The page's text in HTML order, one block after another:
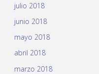
julio 2018
junio 2018
mayo 2018
abril 2018
marzo 2018